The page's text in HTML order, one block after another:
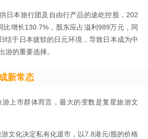
日本旅行团及自由行产品的途屹控股，202
比增长130.7%，股东应占溢利989万元，同
结于日本疲软的日元环境，导致日本成为中
游的重要选择。
新常态
上市群体而言，最大的变数是复星旅游文
文化决定私有化退市，以7.8港元/股的价格